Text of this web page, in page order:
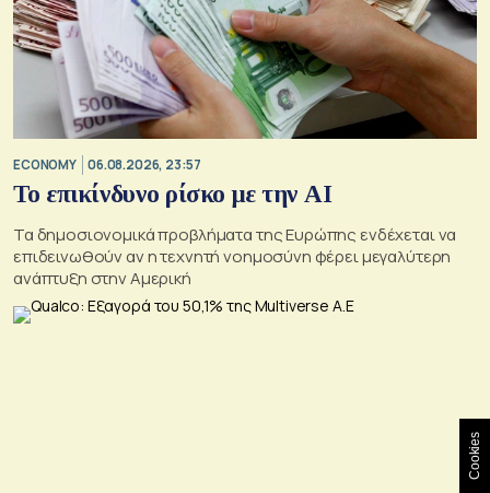
ECONOMY 06.08.2026, 23:57
Το επικίνδυνο ρίσκο με την ΑΙ
Τα δημοσιονομικά προβλήματα της Ευρώπης ενδέχεται να
επιδεινωθούν αν η τεχνητή νοημοσύνη φέρει μεγαλύτερη
ανάπτυξη στην Αμερική
Cookies